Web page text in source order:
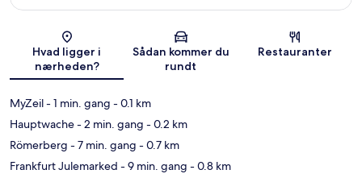
Kort
Hvad ligger i
nærheden?
Sådan kommer du
rundt
Restauranter
MyZeil- 1 min. gang - 0.1 km
Hauptwache- 2 min. gang - 0.2 km
Römerberg - 7 min. gang - 0.7 km
Frankfurt Julemarked - 9 min. gang - 0.8 km